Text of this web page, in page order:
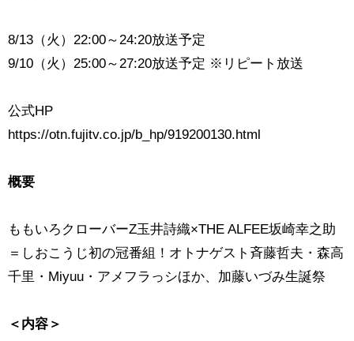
8/13（火）22:00～24:20放送予定
9/10（火）25:00～27:20放送予定 ※リピート放送
公式HP
https://otn.fujitv.co.jp/b_hp/919200130.html
概要
ももいろクローバーZ玉井詩織×THE ALFEE坂崎幸之助
＝しおこうじ初の冠番組！オトナゲスト斉藤哲夫・森高
千里・Miyuu・アメフラっシほか、加藤いづみ生誕祭
＜内容＞